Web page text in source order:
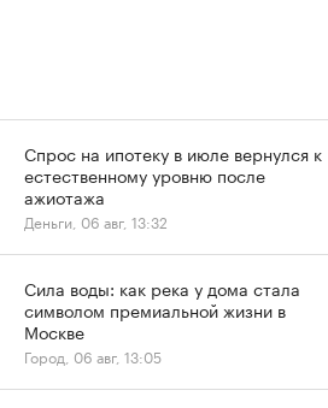
Спрос на ипотеку в июле вернулся к
естественному уровню после
ажиотажа
Деньги, 06 авг, 13:32
Сила воды: как река у дома стала
символом премиальной жизни в
Москве
Город, 06 авг, 13:05